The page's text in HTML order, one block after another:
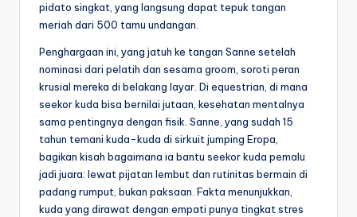
pidato singkat, yang langsung dapat tepuk tangan
meriah dari 500 tamu undangan.
Penghargaan ini, yang jatuh ke tangan Sanne setelah
nominasi dari pelatih dan sesama groom, soroti peran
krusial mereka di belakang layar. Di equestrian, di mana
seekor kuda bisa bernilai jutaan, kesehatan mentalnya
sama pentingnya dengan fisik. Sanne, yang sudah 15
tahun temani kuda-kuda di sirkuit jumping Eropa,
bagikan kisah bagaimana ia bantu seekor kuda pemalu
jadi juara: lewat pijatan lembut dan rutinitas bermain di
padang rumput, bukan paksaan. Fakta menunjukkan,
kuda yang dirawat dengan empati punya tingkat stres